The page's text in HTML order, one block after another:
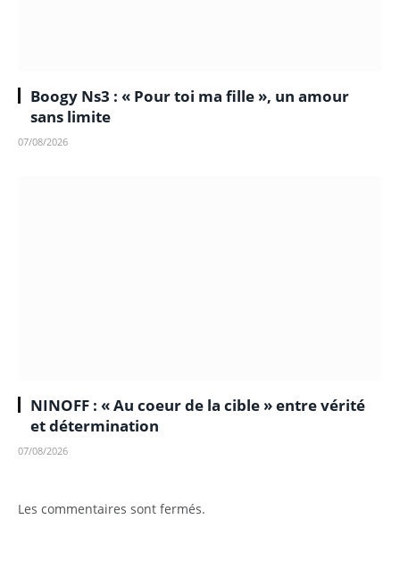
Boogy Ns3 : « Pour toi ma fille », un amour
sans limite
07/08/2026
NINOFF : « Au coeur de la cible » entre vérité
et détermination
07/08/2026
Les commentaires sont fermés.